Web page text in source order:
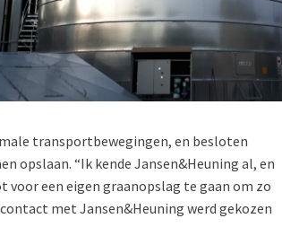
transportbewegingen, en besloten
opslaan. “Ik kende Jansen&Heuning al, en
een eigen graanopslag te gaan om zo
met Jansen&Heuning werd gekozen